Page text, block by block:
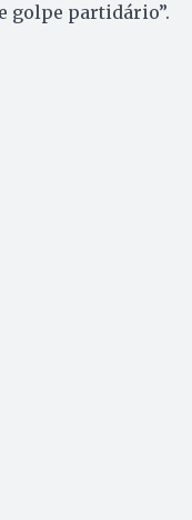
golpe partidário”.